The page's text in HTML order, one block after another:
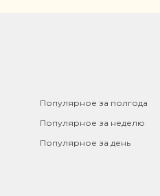
Популярное за полгода
Популярное за неделю
Популярное за день